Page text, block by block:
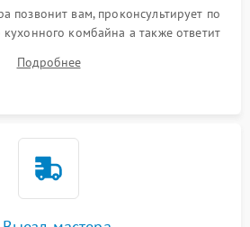
позвонит вам, проконсультирует по
комбайна а также ответит
Подробнее